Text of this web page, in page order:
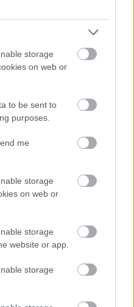
storage
on web or
to be sent to
purposes.
me
storage
on web or
storage
website or app.
storage